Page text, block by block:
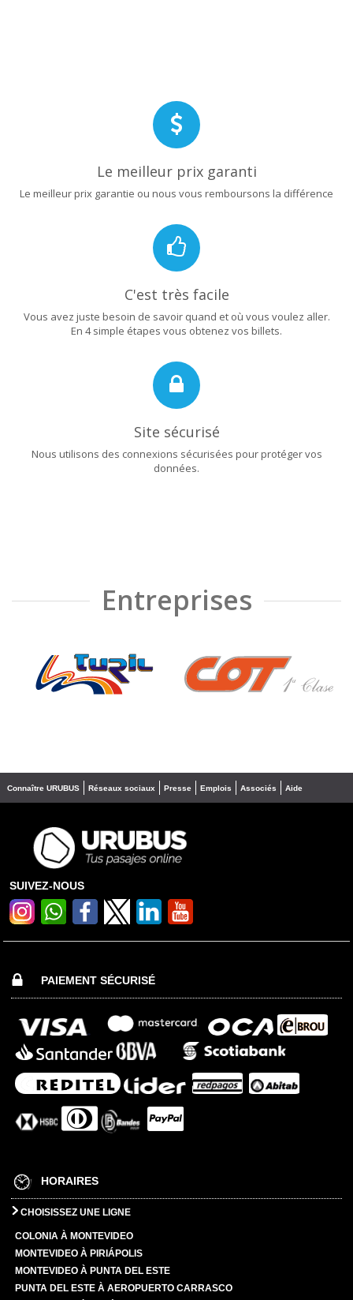
Le meilleur prix garanti
Le meilleur prix garantie ou nous vous remboursons la différence
C'est très facile
Vous avez juste besoin de savoir quand et où vous voulez aller.
En 4 simple étapes vous obtenez vos billets.
Site sécurisé
Nous utilisons des connexions sécurisées pour protéger vos
données.
Entreprises
❮ ❯
Connaître URUBUS Réseaux sociaux Presse Emplois Associés Aide
SUIVEZ-NOUS
PAIEMENT SÉCURISÉ
HORAIRES
CHOISISSEZ UNE LIGNE
COLONIA À MONTEVIDEO
MONTEVIDEO À PIRIÁPOLIS
MONTEVIDEO À PUNTA DEL ESTE
PUNTA DEL ESTE À AEROPUERTO CARRASCO